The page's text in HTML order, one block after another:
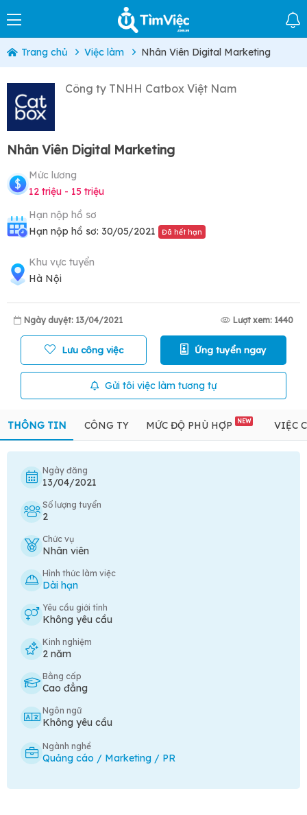
Trang chủ Việc làm Nhân Viên Digital Marketing
Công ty TNHH Catbox Việt Nam
Nhân Viên Digital Marketing
Mức lương
12 triệu - 15 triệu
Hạn nộp hồ sơ
Hạn nộp hồ sơ: 30/05/2021
Đã hết hạn
Khu vực tuyển
Hà Nội
Ngày duyệt: 13/04/2021 Lượt xem: 1440
Lưu công việc Ứng tuyển ngay
Gửi tôi việc làm tương tự
THÔNG TIN CÔNG TY MỨC ĐỘ PHÙ HỢP NEW VIỆC
Ngày đăng
13/04/2021
Số lượng tuyển
2
Chức vụ
Nhân viên
Hình thức làm việc
Dài hạn
Yêu cầu giới tính
Không yêu cầu
Kinh nghiệm
2 năm
Bằng cấp
Cao đẳng
Ngôn ngữ
Không yêu cầu
Ngành nghề
Quảng cáo / Marketing / PR